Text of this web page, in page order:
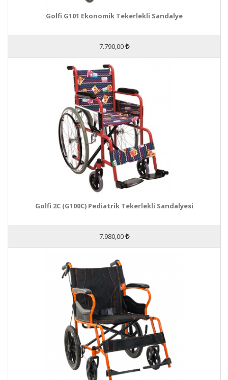
Golfi G101 Ekonomik Tekerlekli Sandalye
7.790,00
Golfi 2C (G100C) Pediatrik Tekerlekli Sandalyesi
7.980,00